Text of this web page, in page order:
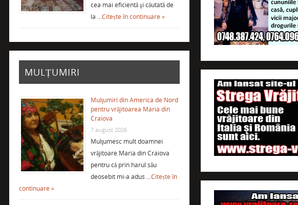
cea mai eficientă şi căutată de
la …Citește în continuare »
MULȚUMIRI
Mulţumiri din America de Nord
pentru vrăjitoarea Maria din
Craiova
7 august 2026
Mulţumesc mult doamnei
vrăjitoare Maria din Craiova
pentru că prin harul său
deosebit mi-a adus …Citește în
continuare »